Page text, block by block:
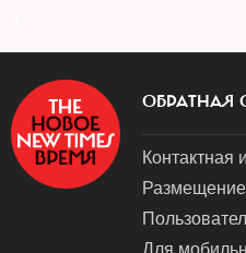
ОБРАТНАЯ